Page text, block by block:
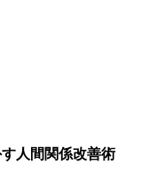
人間関係改善術